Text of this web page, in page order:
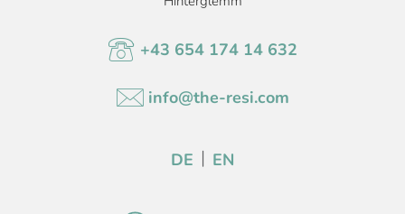
+43 654 174 14 632
info@the-resi.com
DE EN